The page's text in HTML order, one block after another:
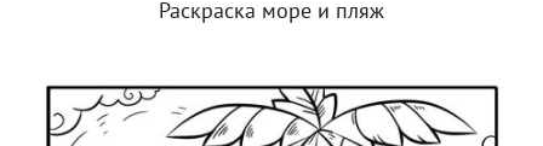
Раскраска море и пляж